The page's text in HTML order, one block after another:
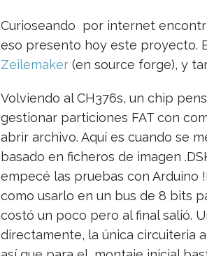
Curioseando por internet
eso presento hoy este proyecto.
Zeilemaker (en source forge), y
Volviendo al CH376s, un chip
gestionar particiones FAT con
abrir archivo. Aquí es cuando se
basado en ficheros de imagen
empecé las pruebas con Arduino
como usarlo en un bus de 8 bits
costó un poco pero al final salió.
directamente, la única circuiteria